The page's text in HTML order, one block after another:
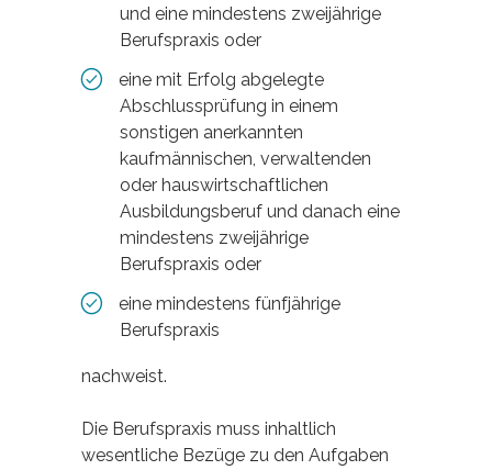
und eine mindestens zweijährige
Berufspraxis oder
eine mit Erfolg abgelegte
Abschlussprüfung in einem
sonstigen anerkannten
kaufmännischen, verwaltenden
oder hauswirtschaftlichen
Ausbildungsberuf und danach eine
mindestens zweijährige
Berufspraxis oder
eine mindestens fünfjährige
Berufspraxis
nachweist.
Die Berufspraxis muss inhaltlich
wesentliche Bezüge zu den Aufgaben